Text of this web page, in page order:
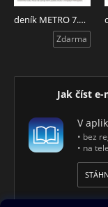
deník METRO 7.8.2026
Zdarma
Jak číst
V
• bez
• na